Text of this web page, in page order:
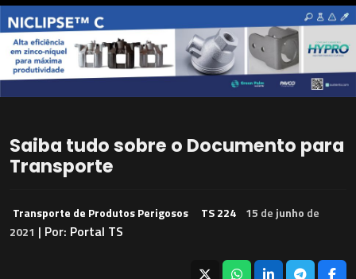
Saiba tudo sobre o Documento para
Transporte
Transporte de Produtos Perigosos TS 224 15 dejunho de
2021 | Por: Portal TS